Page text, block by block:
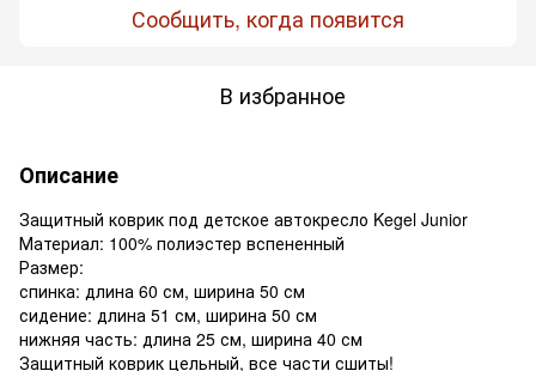
Сообщить, когда появится
В избранное
Описание
Защитный коврик под детское автокресло Kegel Junior
Материал: 100% полиэстер вспененный
Размер:
спинка: длина 60 см, ширина 50 см
сидение: длина 51 см, ширина 50 см
нижняя часть: длина 25 см, ширина 40 см
Защитный коврик цельный, все части сшиты!